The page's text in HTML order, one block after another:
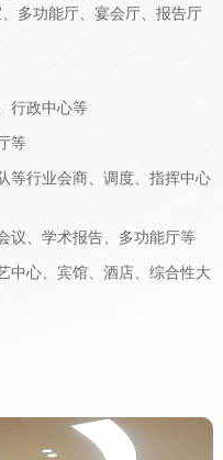
多功能厅、宴会厅、报告厅
行政中心等
等
等行业会商、调度、指挥中心
议、学术报告、多功能厅等
中心、宾馆、酒店、综合性大